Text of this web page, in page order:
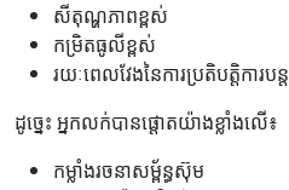
សីតុណ្ហភាពខ្ពស់
កម្រិតធូលីខ្ពស់
រយៈពេលវែងនៃការប្រតិបត្តិការបន្ត
ដូច្នេះ អ្នកលក់បានផ្តោតយ៉ាងខ្លាំងលើ៖
កម្លាំងរចនាសម្ព័ន្ធស៊ុម